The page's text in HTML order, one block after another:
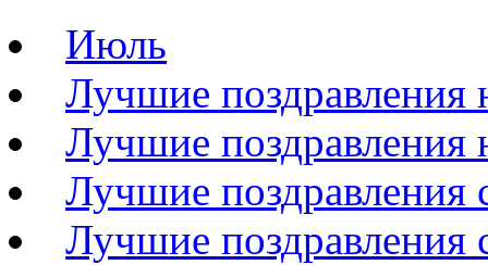
Июль
Лучшие поздравления
Лучшие поздравления
Лучшие
Лучшие